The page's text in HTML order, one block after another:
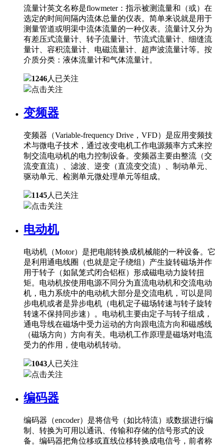
流量计英文名称是flowmeter：指示被测流量和（或）在
选定的时间间隔内流体总量的仪表。简单来说就是用于
测量管道或明渠中流体流量的一种仪表。流量计又分为
有差压式流量计、转子流量计、节流式流量计、细缝流
量计、容积流量计、电磁流量计、超声波流量计等。按
介质分类：液体流量计和气体流量计。
1246人已关注
点击关注
变频器
变频器（Variable-frequency Drive，VFD）是应用变频技
术与微电子技术，通过改变电机工作电源频率方式来控
制交流电动机的电力控制设备。变频器主要由整流（交
流变直流）、滤波、逆变（直流变交流）、制动单元、
驱动单元、检测单元微处理单元等组成。
1145人已关注
点击关注
电动机
电动机（Motor）是把电能转换成机械能的一种设备。它
是利用通电线圈（也就是定子绕组）产生旋转磁场并作
用于转子（如鼠笼式闭合铝框）形成磁电动力旋转扭
矩。电动机按使用电源不同分为直流电动机和交流电动
机，电力系统中的电动机大部分是交流电机，可以是同
步电机或者是异步电机（电机定子磁场转速与转子旋转
转速不保持同步速）。电动机主要由定子与转子组成，
通电导线在磁场中受力运动的方向跟电流方向和磁感线
（磁场方向）方向有关。电动机工作原理是磁场对电流
受力的作用，使电动机转动。
1043人已关注
点击关注
编码器
编码器（encoder）是将信号（如比特流）或数据进行编
制、转换为可用以通讯、传输和存储的信号形式的设
备。编码器把角位移或直线位移转换成电信号，前者称